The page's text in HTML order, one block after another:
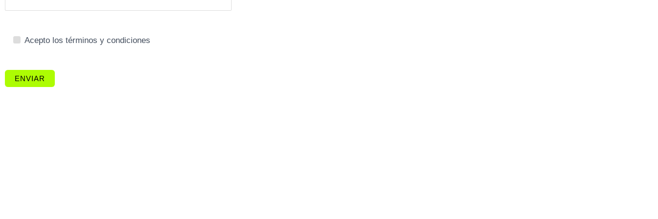
Acepto los términos y condiciones